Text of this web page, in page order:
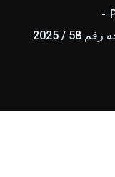
/ 2025